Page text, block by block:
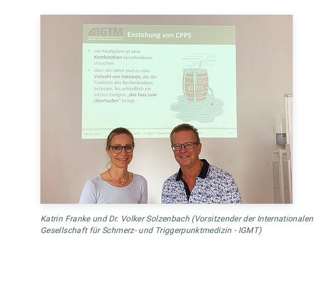
Katrin Franke und Dr. Volker Solzenbach (Vorsitzender der Internationalen
Gesellschaft für Schmerz- und Triggerpunktmedizin - IGMT)